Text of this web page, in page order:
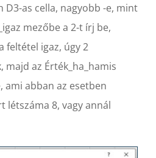
D3-as cella, nagyobb -e, mint
mezőbe a 2-t írj be,
feltétel igaz, úgy 2
az Érték_ha_hamis
ami abban az esetben
létszáma 8, vagy annál